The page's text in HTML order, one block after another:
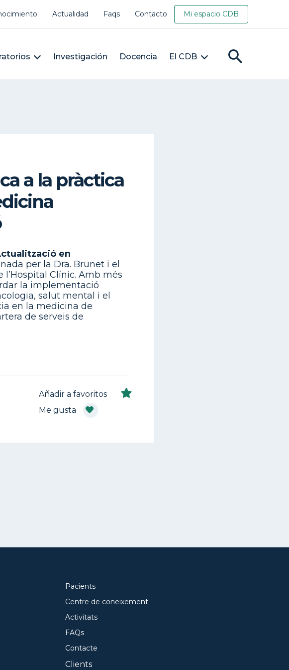
Actualidad Faqs Contacto Mi espacio CDB
Investigación Docencia El CDB
a la pràctica
en
per la Dra. Brunet i el
Clínic. Amb més
la implementació
salut mental i el
en la medicina de
de serveis de
Añadir a favoritos
Me gusta
Pacients
Centre de coneixement
Activitats
FAQs
Contacte
Clients